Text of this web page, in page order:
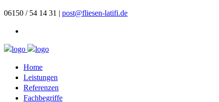
06150 / 54 14 31 | post@fliesen-latifi.de
Home
Leistungen
Referenzen
Fachbegriffe